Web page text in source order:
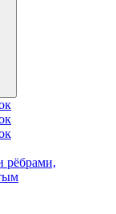
рёбрами,